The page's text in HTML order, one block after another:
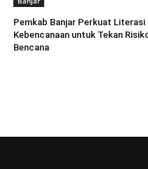
Pemkab Banjar Perkuat Literasi
Kebencanaan untuk Tekan
Bencana